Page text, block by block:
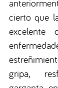
cierto que
excelente
gripa,